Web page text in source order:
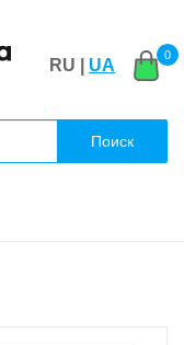
RU | UA
0
Поиск